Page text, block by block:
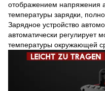
отображением напряжения
температуры зарядки,
Зарядное устройство
автоматически регулирует
температуры окружающей